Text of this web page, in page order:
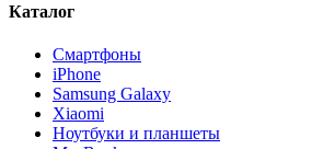
Каталог
Смартфоны
iPhone
Samsung Galaxy
Xiaomi
Ноутбуки и планшеты